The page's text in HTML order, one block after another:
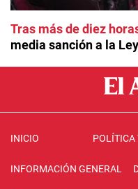
Tras más de diez
media sanción a la
INICIO POLÍTICA
INFORMACIÓN GENERAL